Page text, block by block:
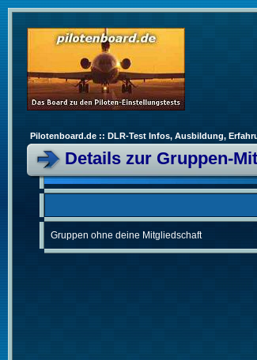
Pilotenboard.de :: DLR-Test Infos, Ausbildung,
Details zur Gruppen-
Gruppen ohne deine Mitgliedschaft